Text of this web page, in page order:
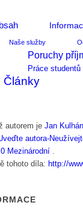
Naše služby
Poruchy
Práce studentů
Články
autorem je Jan
autora-
Mezinárodní
tohoto díla: http://